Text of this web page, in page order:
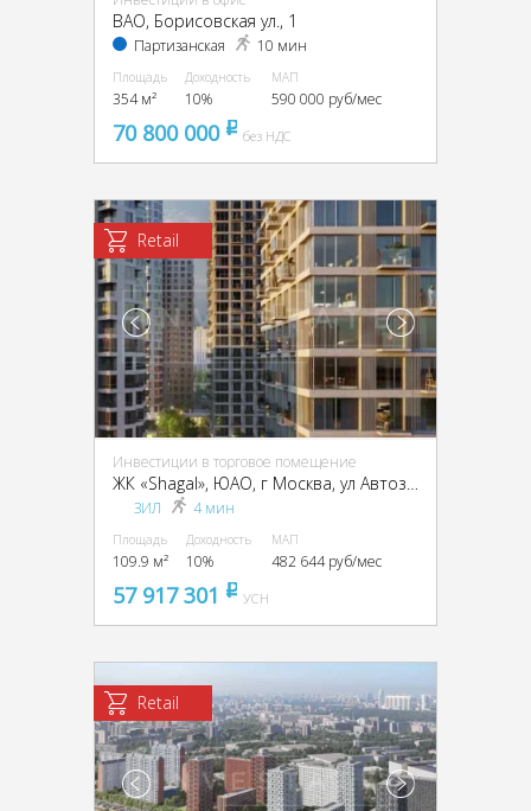
ВАО, Борисовская ул., 1
Партизанская 10 мин
Площадь
354 м²
Доходность
10%
МАП
590 000 руб/мес
70 800 000 pуббез НДС
Retail
Инвестиции в торговое помещение
ЗИЛ 4 мин
Площадь
109.9 м²
Доходность
10%
МАП
482 644 руб/мес
57 917 301 pуб
УСН
Retail